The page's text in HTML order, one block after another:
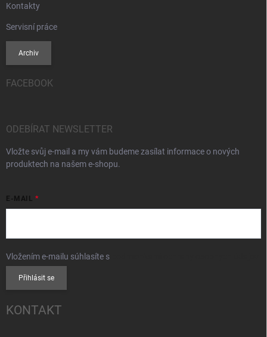
Kontakty
Servisní práce
Archiv
FACEBOOK
ODEBÍRAT NEWSLETTER
Vložte svůj e-mail a my vám budeme zasílat informace o nových
produktech na našem e-shopu.
E-MAIL
Vložením e-mailu súhlasíte s
Přihlásit se
KONTAKT